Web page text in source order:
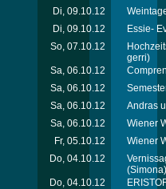
Di, 09.10.12
Di, 09.10.12
Essie-
So, 07.10.12
gerri)
Sa, 06.10.12
Sa, 06.10.12
Sa, 06.10.12
Andras
Sa, 06.10.12
Wiener
Fr, 05.10.12
Wiener
Do, 04.10.12
(Simona)
Do, 04.10.12